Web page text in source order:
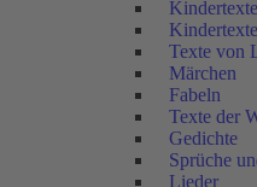
Texte von
Märchen
Fabeln
Texte der
Gedichte
Sprüche
Lieder